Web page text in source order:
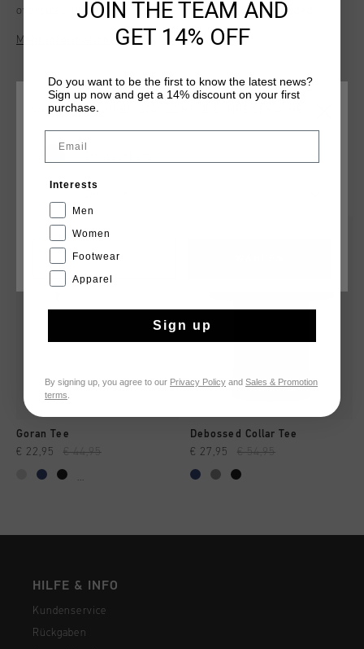
oversized fit, this tee features raglan sleeves for added
mobility, subtle branding on the left chest, and a striking
graphic on the back. Perfect for a casual yet stylish look, it
Mehr Informationen
DAS KÖNNTE IHNEN AUCH GEFALLEN
Goran Tee
€ 22,95 € 44,95
...
Debossed Collar Tee
€ 27,95 € 54,95
HILFE & INFO
Kundenservice
Rückgaben
WÄHLEN SIE IHREN STANDORT UND IHRE SPRACHE
CANCEL
JOIN THE TEAM AND
GET 14% OFF
Do you want to be the first to know the latest news?
Sign up now and get a 14% discount on your first
purchase.
Interests
Men
Women
Footwear
Apparel
Sign up
By signing up, you agree to our Privacy Policy and Sales & Promotion
terms